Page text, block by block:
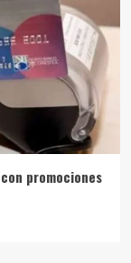
promociones